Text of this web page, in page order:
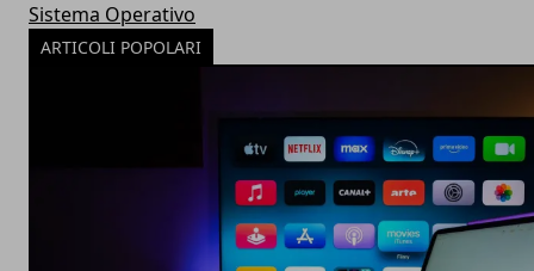
Sistema Operativo
ARTICOLI POPOLARI